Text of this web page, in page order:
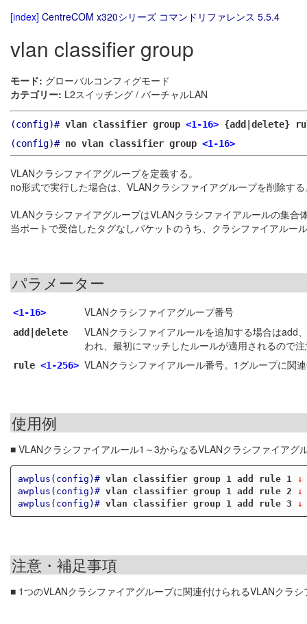
[index] CentreCOM x320シリーズ コマンドリファレンス 5.5.4
vlan classifier group
モード: グローバルコンフィグモード
カテゴリー: L2スイッチング / バーチャルLAN
(config)# vlan classifier group <1-16> {add|delete}
(config)# no vlan classifier group <1-16>
VLANクラシファイアグループを定義する。
no形式で実行した場合は、VLANクラシファイアグループを削除す
VLANクラシファイアグループはVLANクラシファイアルールの集合
当ポートで受信したタグなしパケットのうち、クラシファイアル
パラメーター
<1-16> VLANクラシファイアグループ番号
add|delete
VLANクラシファイアルールを追加する場合はadd
われ、最初にマッチしたルールが適用されるので
rule <1-256> VLANクラシファイアルール番号。1グループに関
使用例
■ VLANクラシファイアルール1～3からなるVLANクラシファイアグ
awplus(config)# vlan classifier group 1 add rule 1
↓
awplus(config)# vlan classifier group 1 add rule 2 ↓
awplus(config)# vlan classifier group 1 add rule 3 ↓
注意・補足事項
■ 1つのVLANクラシファイアグループに関連付けられるVLANクラ